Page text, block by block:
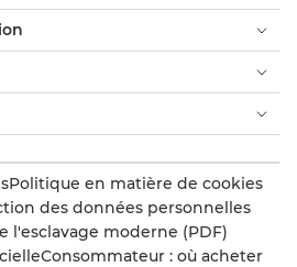
Politique en matière de cookies
des données personnelles
l'esclavage moderne (PDF)
Consommateur : où acheter